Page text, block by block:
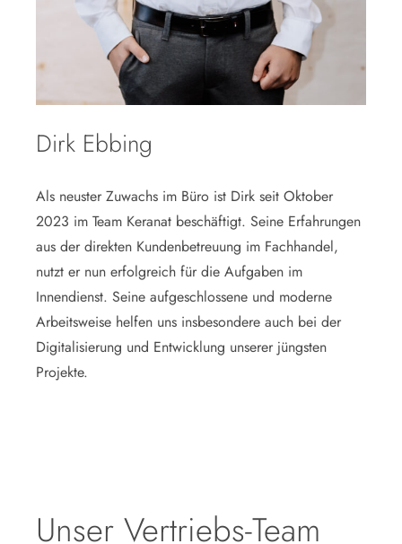
Dirk Ebbing
Als neuster Zuwachs im Büro ist Dirk seit Oktober
2023 im Team Keranat beschäftigt. Seine Erfahrungen
aus der direkten Kundenbetreuung im Fachhandel,
nutzt er nun erfolgreich für die Aufgaben im
Innendienst. Seine aufgeschlossene und moderne
Arbeitsweise helfen uns insbesondere auch bei der
Digitalisierung und Entwicklung unserer jüngsten
Projekte.
Unser Vertriebs-Team